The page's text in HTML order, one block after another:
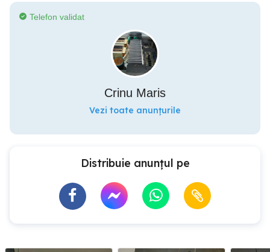
Telefon validat
Crinu Maris
Vezi toate anunțurile
Distribuie anunțul pe